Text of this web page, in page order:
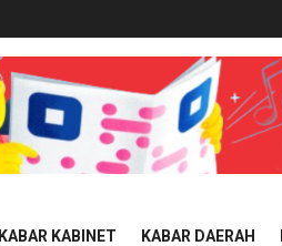
KABAR KABINET KABAR DAERAH